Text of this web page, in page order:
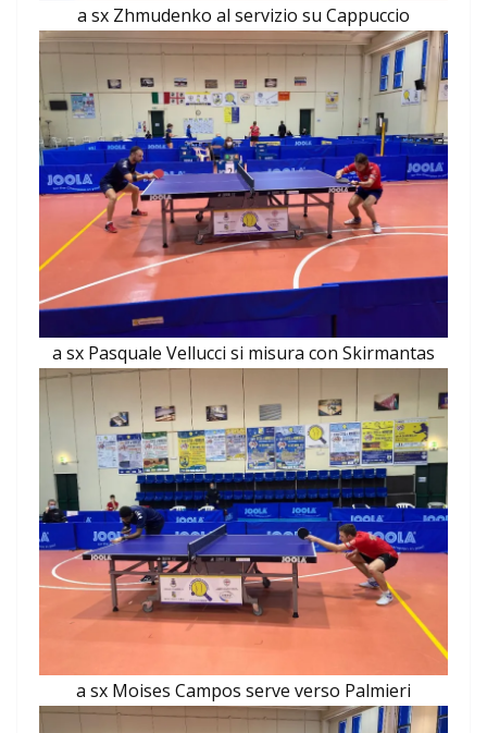
a sx Zhmudenko al servizio su Cappuccio
a sx Pasquale Vellucci si misura con Skirmantas
a sx Moises Campos serve verso Palmieri